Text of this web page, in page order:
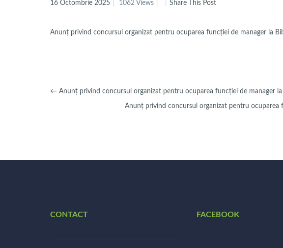
16 Octombrie 2025 1062 Views Share This Post
Anunț privind concursul organizat pentru ocuparea funcției de manager la
← Anunț privind concursul organizat pentru ocuparea funcției de manager la
Anunț privind concursul organizat pentru ocuparea
CONTACT FACEBOOK